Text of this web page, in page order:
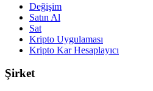
Değişim
Satın Al
Sat
Kripto Uygulaması
Kripto Kar Hesaplayıcı
Şirket